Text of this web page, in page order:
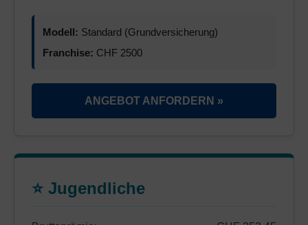
Modell: Standard (Grundversicherung)
Franchise: CHF 2500
ANGEBOT ANFORDERN »
⭐ Jugendliche